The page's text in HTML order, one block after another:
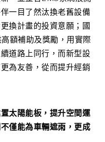
一目了然汰換老舊設備
換計畫的投資意願；國
額補助及獎勵，用實際
道路上同行，而新型設
為友善，從而提升經銷
太陽能板，提升空間運
僅能為車輛遮雨，更成